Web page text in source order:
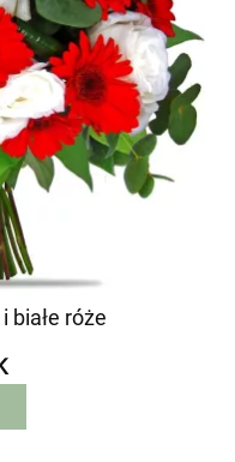
białe róże